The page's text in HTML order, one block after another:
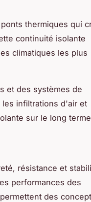
thermiques qui
continuité isolante
climatiques les plus
et des systèmes de
infiltrations d'air et
sur le long
résistance et
performances des
des